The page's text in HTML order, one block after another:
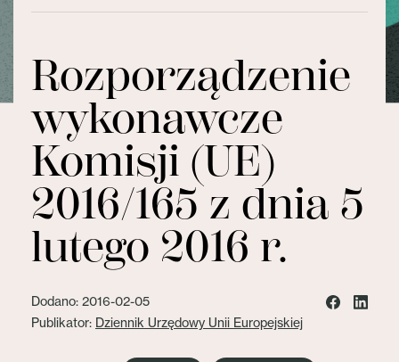
Rozporządzenie
wykonawcze
Komisji (UE)
2016/165 z dnia 5
lutego 2016 r.
Dodano: 2016-02-05
Publikator: Dziennik Urzędowy Unii Europejskiej